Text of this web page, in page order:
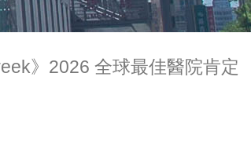
》2026 全球最佳醫院肯定